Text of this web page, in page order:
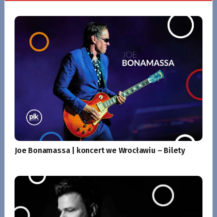
Joe Bonamassa | koncert we Wrocławiu – Bilety